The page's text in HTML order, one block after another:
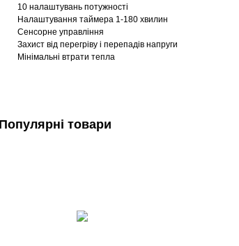
10 налаштувань потужності
Налаштування таймера 1-180 хвилин
Сенсорне управління
Захист від перегріву і перепадів напруги
Мінімальні втрати тепла
товари